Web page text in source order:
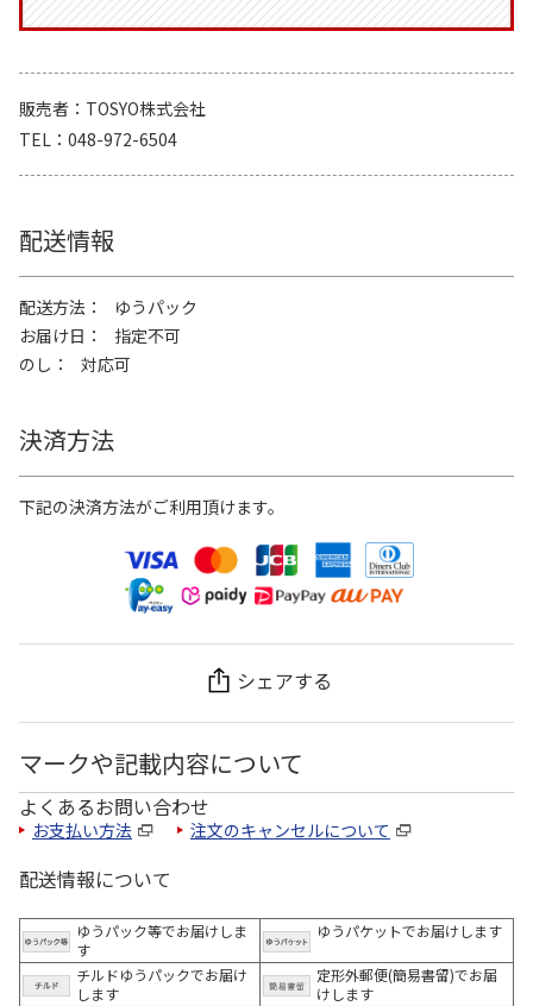
販売者
TOSYO株式会社
TEL
048-972-6504
配送情報
配送方法
ゆうパック
お届け日
指定不可
のし
対応可
決済方法
下記の決済方法がご利用頂けます。
シェアする
マークや記載内容について
よくあるお問い合わせ
お支払い方法 注文のキャンセルについて
配送情報について
ゆうパック等でお届けしま
す
ゆうパケットでお届けします
チルドゆうパックでお届け
します
定形外郵便(簡易書留)でお届
けします